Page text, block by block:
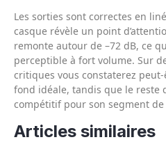
Les sorties sont correctes en
casque révèle un point
remonte autour de –72 dB, ce
perceptible à fort volume. Sur
critiques vous constaterez
fond idéale, tandis que le reste
compétitif pour son segment
Articles similaires